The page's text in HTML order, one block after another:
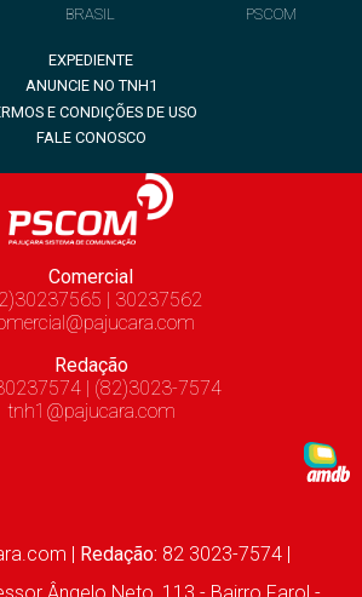
BRASIL
PSCOM
EXPEDIENTE
ANUNCIE NO TNH1
E CONDIÇÕES DE USO
FALE CONOSCO
Comercial
| 30237562
Redação
| (82)3023-7574
tnh1@pajucara.com
| Redação: 82 3023-7574 |